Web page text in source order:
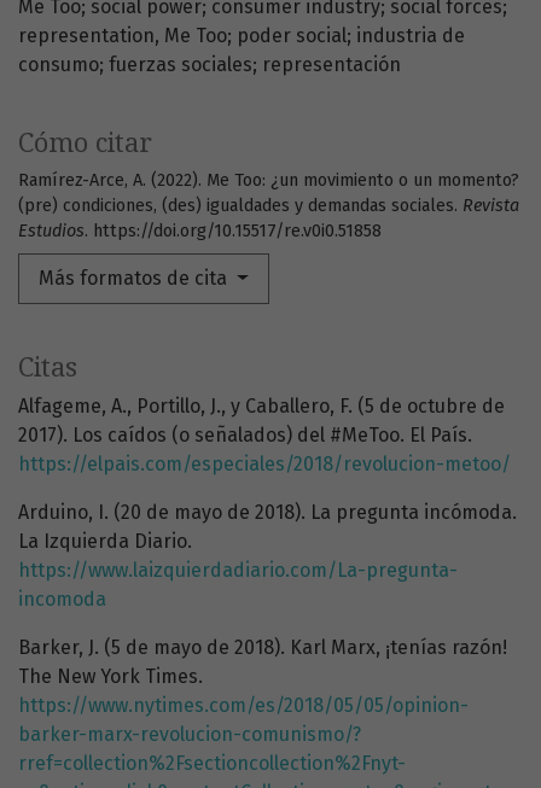
Me Too; social power; consumer industry; social forces;
representation Me Too; poder social; industria de
consumo; fuerzas sociales; representación
Cómo citar
Ramírez-Arce, A. (2022). Me Too: ¿un movimiento o un momento?
(pre) condiciones, (des) igualdades y demandas sociales. Revista
Estudios. https://doi.org/10.15517/re.v0i0.51858
Más formatos de cita
Citas
Alfageme, A., Portillo, J., y Caballero, F. (5 de octubre de
2017). Los caídos (o señalados) del #MeToo. El País.
https://elpais.com/especiales/2018/revolucion-metoo/
Arduino, I. (20 de mayo de 2018). La pregunta incómoda.
La Izquierda Diario.
https://www.laizquierdadiario.com/La-pregunta-
incomoda
Barker, J. (5 de mayo de 2018). Karl Marx, ¡tenías razón!
The New York Times.
https://www.nytimes.com/es/2018/05/05/opinion-
barker-marx-revolucion-comunismo/?
rref=collection%2Fsectioncollection%2Fnyt-